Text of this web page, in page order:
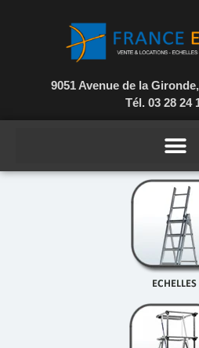
9051 Avenue de la
Tél. 03 28 24